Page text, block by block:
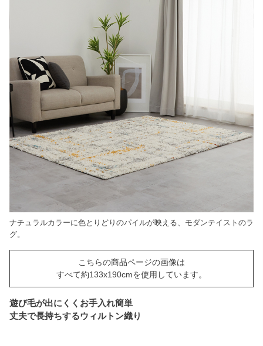
ナチュラルカラーに色とりどりのパイルが映える、モダンテイストのラ
グ。
こちらの商品ページの画像は
すべて約133x190cmを使用しています。
遊び毛が出にくくお手入れ簡単
丈夫で長持ちするウィルトン織り